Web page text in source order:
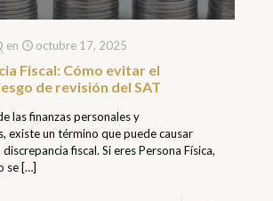
en octubre 17, 2025
Fiscal: Cómo evitar el
de revisión del SAT
las finanzas personales y
existe un término que puede causar
fiscal. Si eres Persona Física,
se […]